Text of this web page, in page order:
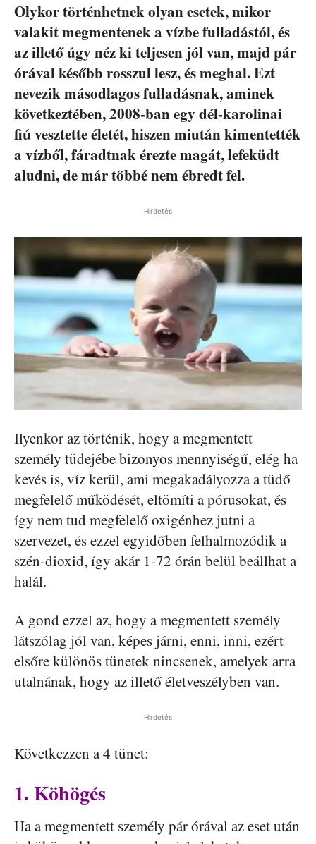
Olykor történhetnek olyan esetek, mikor
valakit megmentenek a vízbe fulladástól, és
az illető úgy néz ki teljesen jól van, majd pár
órával később rosszul lesz, és meghal. Ezt
nevezik másodlagos fulladásnak, aminek
következtében, 2008-ban egy dél-karolinai
fiú vesztette életét, hiszen miután kimentették
a vízből, fáradtnak érezte magát, lefeküdt
aludni, de már többé nem ébredt fel.
Hirdetés
Ilyenkor az történik, hogy a megmentett
személy tüdejébe bizonyos mennyiségű, elég ha
kevés is, víz kerül, ami megakadályozza a tüdő
megfelelő működését, eltömíti a pórusokat, és
így nem tud megfelelő oxigénhez jutni a
szervezet, és ezzel egyidőben felhalmozódik a
szén-dioxid, így akár 1-72 órán belül beállhat a
halál.
A gond ezzel az, hogy a megmentett személy
látszólag jól van, képes járni, enni, inni, ezért
elsőre különös tünetek nincsenek, amelyek arra
utalnának, hogy az illető életveszélyben van.
Hirdetés
Következzen a 4 tünet:
1. Köhögés
Ha a megmentett személy pár órával az eset után